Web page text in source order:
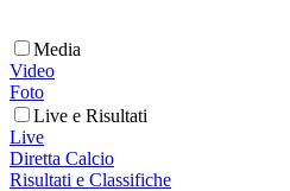
Media
Video
Foto
Live e Risultati
Live
Diretta Calcio
Risultati e Classifiche